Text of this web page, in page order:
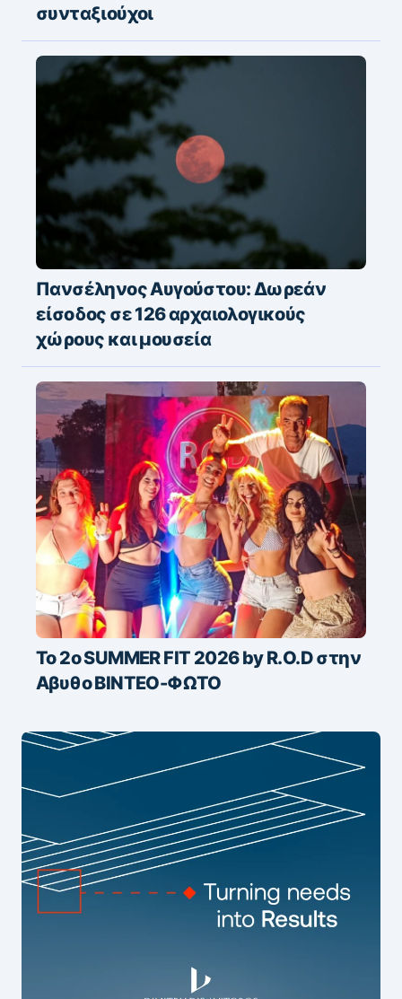
συνταξιούχοι
Πανσέληνος Αυγούστου: Δωρεάν
είσοδος σε 126 αρχαιολογικούς
χώρους και μουσεία
Το 2o SUMMER FIT 2026 by R.O.D στην
Αβυθο ΒΙΝΤΕΟ-ΦΩΤΟ